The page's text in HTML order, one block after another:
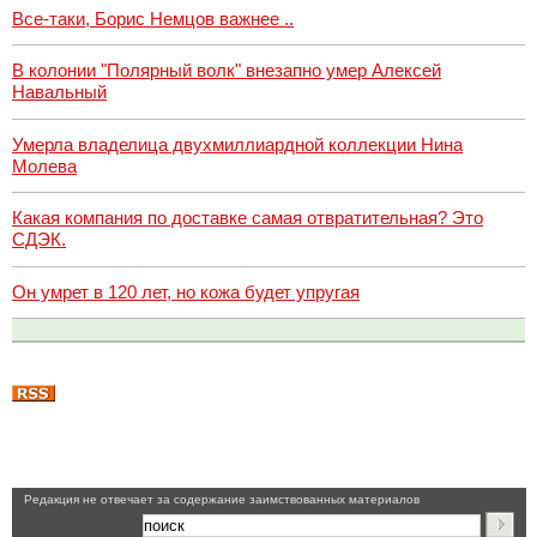
Все-таки, Борис Немцов важнее ..
В колонии "Полярный волк" внезапно умер Алексей
Навальный
Умерла владелица двухмиллиардной коллекции Нина
Молева
Какая компания по доставке самая отвратительная? Это
СДЭК.
Он умрет в 120 лет, но кожа будет упругая
Pедакция не отвечает за содержание заимствованных материалов